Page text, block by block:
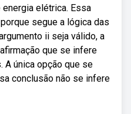
elétrica. Essa
segue a lógica das
ii seja válido, a
que se infere
A única opção que se
conclusão não se infere